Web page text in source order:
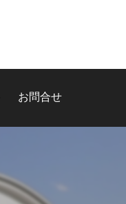
お問合せ